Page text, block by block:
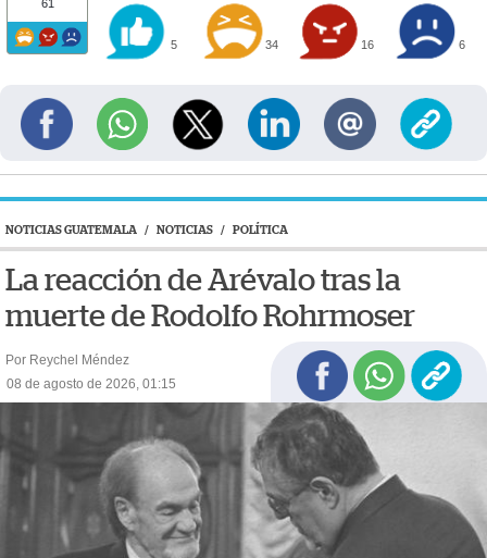
61
5 34 16 6
NOTICIAS GUATEMALA / NOTICIAS / POLÍTICA
La reacción de Arévalo tras la
muerte de Rodolfo Rohrmoser
Por Reychel Méndez
08 de agosto de 2026, 01:15